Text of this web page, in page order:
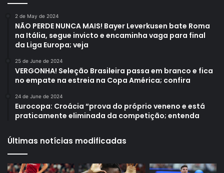
2 de May de 2024
NÃO PERDE NUNCA MAIS! Bayer Leverkusen bate Roma
na Itália, segue invicto e encaminha vaga para final
da Liga Europa; veja
25 de June de 2024
VERGONHA! Seleção Brasileira passa em branco e fica
no empate na estreia na Copa América; confira
24 de June de 2024
Eurocopa: Croácia “prova do próprio veneno e está
praticamente eliminada da competição; entenda
Últimas notícias modificadas